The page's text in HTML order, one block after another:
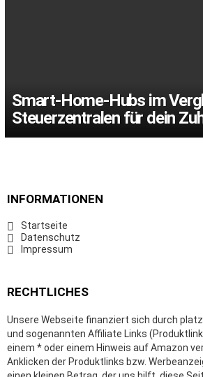
Smart-Home-Hubs im
Steuerzentralen für dein
INFORMATIONEN
Startseite
Datenschutz
Impressum
RECHTLICHES
Unsere Webseite finanziert sich durch
und sogenannten Affiliate Links
einem * oder einem Hinweis auf Amazon
Anklicken der Produktlinks bzw.